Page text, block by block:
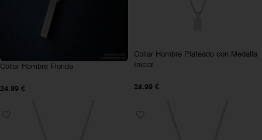
Collar Hombre Florida
24.99 €
Collar Hombre Plateado con Medalla
Inicial
24.99 €